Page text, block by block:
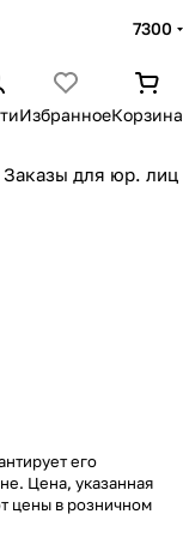
7300
ИзбранноеКорзина
Заказы для юр. лиц
его
Цена, указанная
цены в розничном